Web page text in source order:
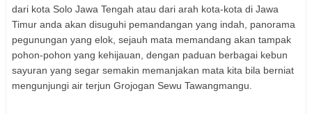
dari kota Solo Jawa Tengah atau dari arah kota-kota di Jawa
Timur anda akan disuguhi pemandangan yang indah, panorama
pegunungan yang elok, sejauh mata memandang akan tampak
pohon-pohon yang kehijauan, dengan paduan berbagai kebun
sayuran yang segar semakin memanjakan mata kita bila berniat
mengunjungi air terjun Grojogan Sewu Tawangmangu.